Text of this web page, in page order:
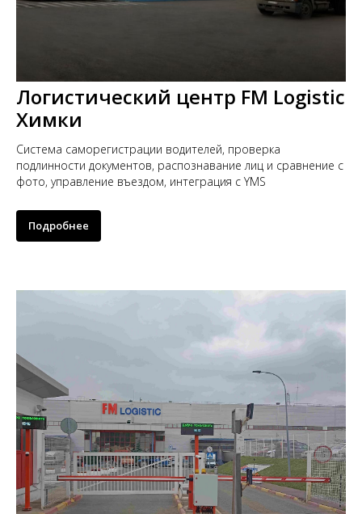
Логистический центр FM Logistic
Химки
Система саморегистрации водителей, проверка
подлинности документов, распознавание лиц и сравнение с
фото, управление въездом, интеграция с YMS
Подробнее